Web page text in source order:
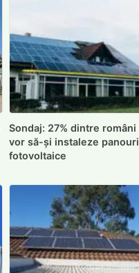
Sondaj: 27% dintre români
vor să-și instaleze panouri
fotovoltaice